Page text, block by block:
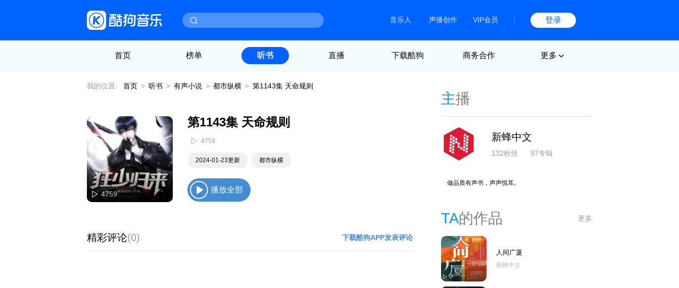
音乐人 声播创作 VIP会员 登录
首页 榜单 听书 直播 下载酷狗 商务合作 更多
我的位置: 首页 > 听书 > 有声小说 > 都市纵横 > 第1143集 天命规则
4759
第1143集 天命规则
4759
2024-01-23更新 都市纵横
播放全部
精彩评论(0) 下载酷狗APP发表评论
主播
新蜂中文
132粉丝 97专辑
做品质有声书，声声悦耳。
TA的作品 更多
0
人间广厦
新蜂中文